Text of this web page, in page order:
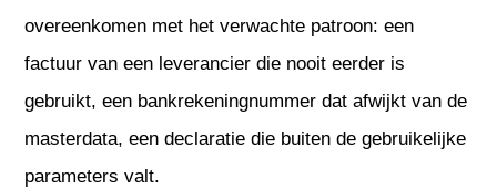
overeenkomen met het verwachte patroon: een
factuur van een leverancier die nooit eerder is
gebruikt, een bankrekeningnummer dat afwijkt van de
masterdata, een declaratie die buiten de gebruikelijke
parameters valt.